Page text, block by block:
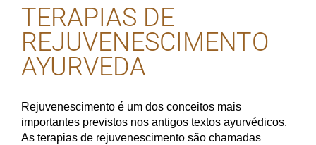
Larger
Image
TERAPIAS DE
REJUVENESCIMENTO
AYURVEDA
Rejuvenescimento é um dos conceitos mais
importantes previstos nos antigos textos ayurvédicos.
As terapias de rejuvenescimento são chamadas